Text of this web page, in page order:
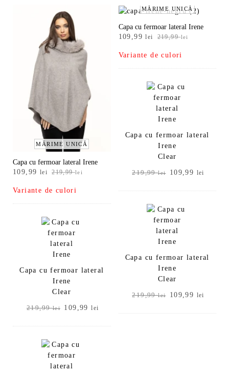
MĂRIME UNICĂ
Capa cu fermoar lateral Irene
219,99lei
Prețul
a
fost:
109,99 lei
Prețul
este:
109,99 lei.
Variante de culori
Capa cu fermoar lateral
Irene
Clear
219,99lei
Prețul
a
109,99lei
este:
MĂRIME UNICĂ
Capa cu fermoar lateral Irene
219,99lei
Prețul
a
fost:
109,99lei
Prețul
este:
109,99 lei.
Variante de culori
Capa cu fermoar lateral
Irene
Clear
219,99lei
Prețul
a
109,99 lei
este:
Capa cu fermoar lateral
Irene
Clear
219,99lei
Prețul
a
109,99 lei
este: